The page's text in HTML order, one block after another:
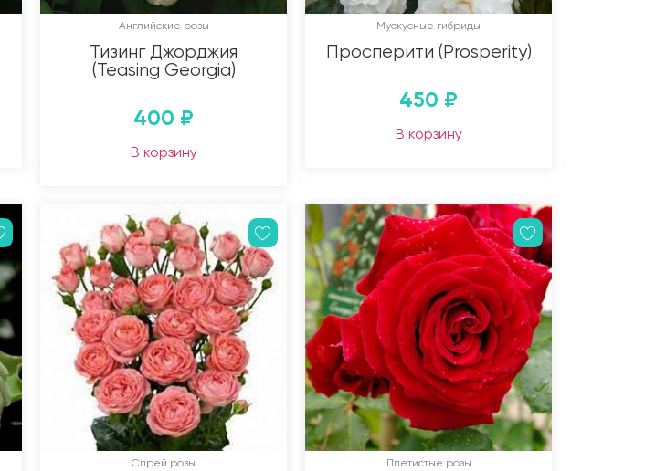
Английские розы
Тизинг Джорджия
(Teasing Georgia)
400 ₽
В корзину
Мускусные гибриды
Просперити (Prosperity)
450 ₽
В корзину
Спрей розы Плетистые розы